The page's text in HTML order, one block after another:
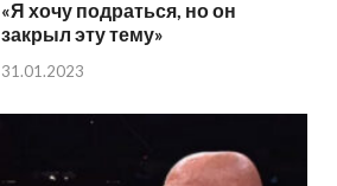
«Я хочу подраться, но он
закрыл эту тему»
31.01.2023